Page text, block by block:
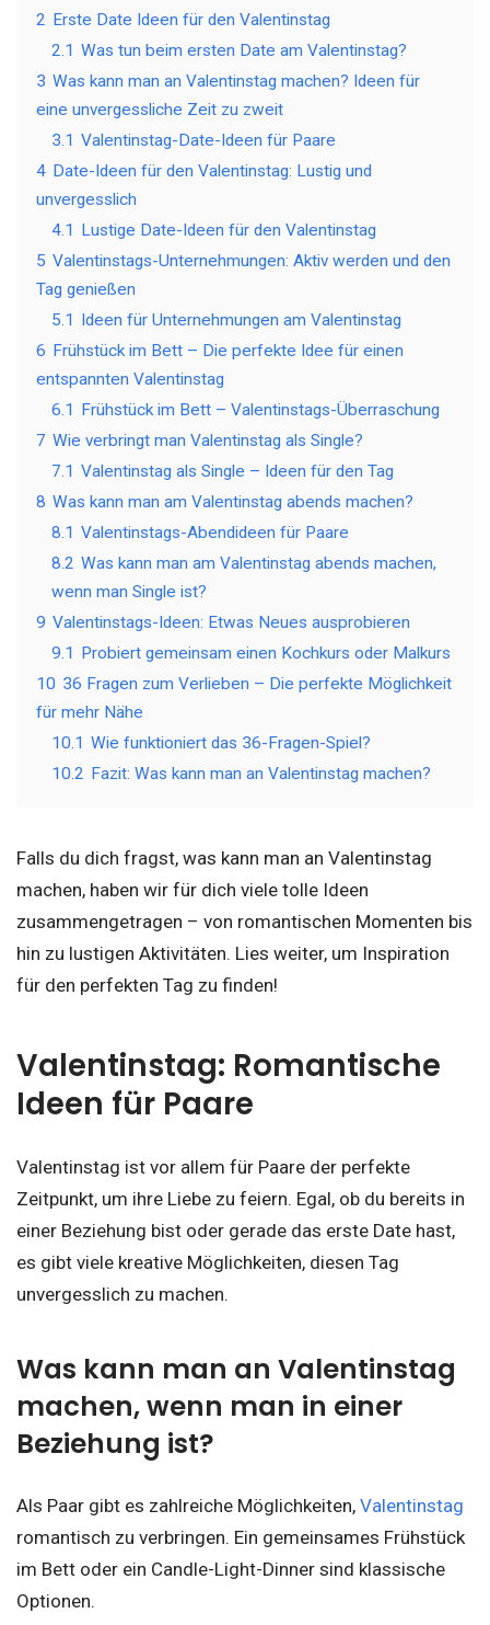
2 Erste Date Ideen für den Valentinstag
2.1 Was tun beim ersten Date am Valentinstag?
3 Was kann man an Valentinstag machen? Ideen für
eine unvergessliche Zeit zu zweit
3.1 Valentinstag-Date-Ideen für Paare
4 Date-Ideen für den Valentinstag: Lustig und
unvergesslich
4.1 Lustige Date-Ideen für den Valentinstag
5 Valentinstags-Unternehmungen: Aktiv werden und den
Tag genießen
5.1 Ideen für Unternehmungen am Valentinstag
6 Frühstück im Bett – Die perfekte Idee für einen
entspannten Valentinstag
6.1 Frühstück im Bett – Valentinstags-Überraschung
7 Wie verbringt man Valentinstag als Single?
7.1 Valentinstag als Single – Ideen für den Tag
8 Was kann man am Valentinstag abends machen?
8.1 Valentinstags-Abendideen für Paare
8.2 Was kann man am Valentinstag abends machen,
wenn man Single ist?
9 Valentinstags-Ideen: Etwas Neues ausprobieren
9.1 Probiert gemeinsam einen Kochkurs oder Malkurs
10 36 Fragen zum Verlieben – Die perfekte Möglichkeit
für mehr Nähe
10.1 Wie funktioniert das 36-Fragen-Spiel?
10.2 Fazit: Was kann man an Valentinstag machen?
Falls du dich fragst, was kann man an Valentinstag
machen, haben wir für dich viele tolle Ideen
zusammengetragen – von romantischen Momenten bis
hin zu lustigen Aktivitäten. Lies weiter, um Inspiration
für den perfekten Tag zu finden!
Valentinstag: Romantische
Ideen für Paare
Valentinstag ist vor allem für Paare der perfekte
Zeitpunkt, um ihre Liebe zu feiern. Egal, ob du bereits in
einer Beziehung bist oder gerade das erste Date hast,
es gibt viele kreative Möglichkeiten, diesen Tag
unvergesslich zu machen.
Was kann man an Valentinstag
machen, wenn man in einer
Beziehung ist?
Als Paar gibt es zahlreiche Möglichkeiten, Valentinstag
romantisch zu verbringen. Ein gemeinsames Frühstück
im Bett oder ein Candle-Light-Dinner sind klassische
Optionen.